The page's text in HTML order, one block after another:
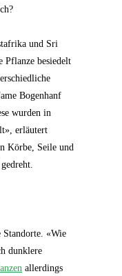
und Sri
Pflanze besiedelt
Bogenhanf
wurden in
erläutert
Körbe, Seile und
Standorte. «Wie
dunklere
allerdings